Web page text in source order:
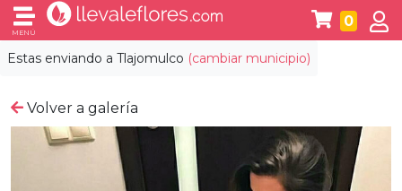
Estas enviando a Tlajomulco (cambiar municipio)
MENÚ
0
Volver a galería